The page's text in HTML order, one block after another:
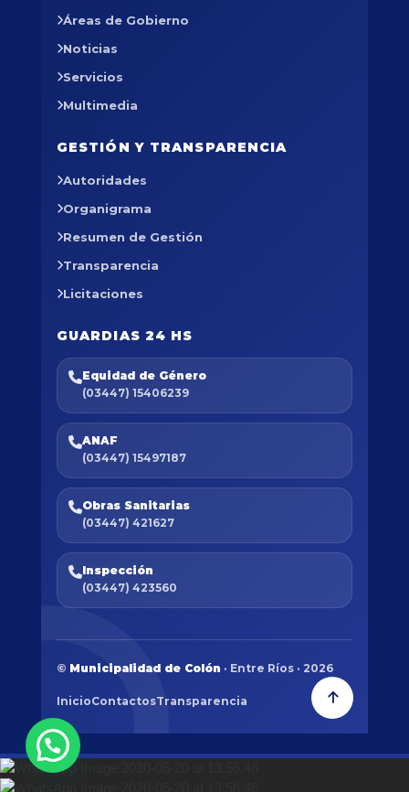
Áreas de Gobierno
Noticias
Servicios
Multimedia
GESTIÓN Y TRANSPARENCIA
Autoridades
Organigrama
Resumen de Gestión
Transparencia
Licitaciones
GUARDIAS 24 HS
Equidad de Género
(03447) 15406239
ANAF
(03447) 15497187
Obras Sanitarias
(03447) 421627
Inspección
(03447) 423560
© Municipalidad de Colón · Entre Ríos · 2026
InicioContactosTransparencia